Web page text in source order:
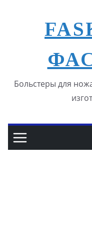
содержимому
Больстеры для